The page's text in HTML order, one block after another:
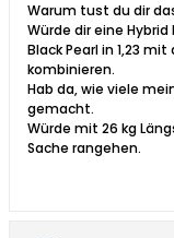
Warum tust du dir
Würde dir eine
Black Pearl in 1,23
kombinieren.
Hab da, wie viele
gemacht.
Würde mit 26 kg
Sache rangehen.